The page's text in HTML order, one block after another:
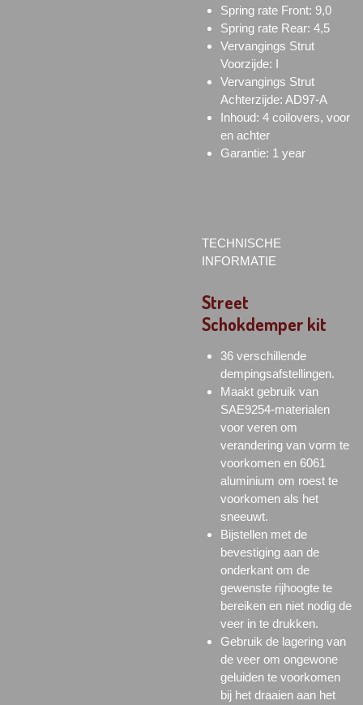
Spring rate Front: 9,0
Spring rate Rear: 4,5
Vervangings Strut
Voorzijde: I
Vervangings Strut
Achterzijde: AD97-A
Inhoud: 4 coilovers, voor
en achter
Garantie: 1 year
TECHNISCHE
INFORMATIE
Street
Schokdemper kit
36 verschillende
dempingsafstellingen.
Maakt gebruik van
SAE9254-materialen
voor veren om
verandering van vorm te
voorkomen en 6061
aluminium om roest te
voorkomen als het
sneeuwt.
Bijstellen met de
bevestiging aan de
onderkant om de
gewenste rijhoogte te
bereiken en niet nodig de
veer in te drukken.
Gebruik de lagering van
de veer om ongewone
geluiden te voorkomen
bij het draaien aan het